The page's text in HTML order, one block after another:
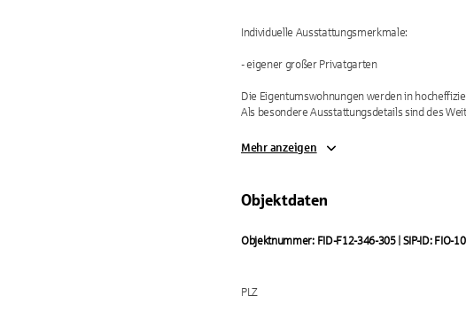
Individuelle Ausstattungsmerkmale:
- eigener großer Privatgarten
Die Eigentumswohnungen werden in
Als besondere Ausstattungsdetails sind des
Mehr anzeigen
Objektdaten
Objektnummer: FID-F12-346-305 | SIP-ID: FIO-
PLZ